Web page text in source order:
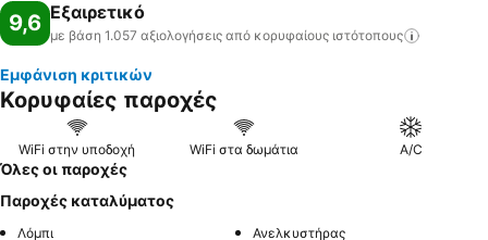
9,6 Εξαιρετικό
με βάση 1.057 αξιολογήσεις από κορυφαίους ιστότοπους
Εμφάνιση κριτικών
Κορυφαίες παροχές
WiFi στην υποδοχή WiFi στα δωμάτια A/C
Όλες οι παροχές
Παροχές καταλύματος
Λόμπι
Ανελκυστήρας